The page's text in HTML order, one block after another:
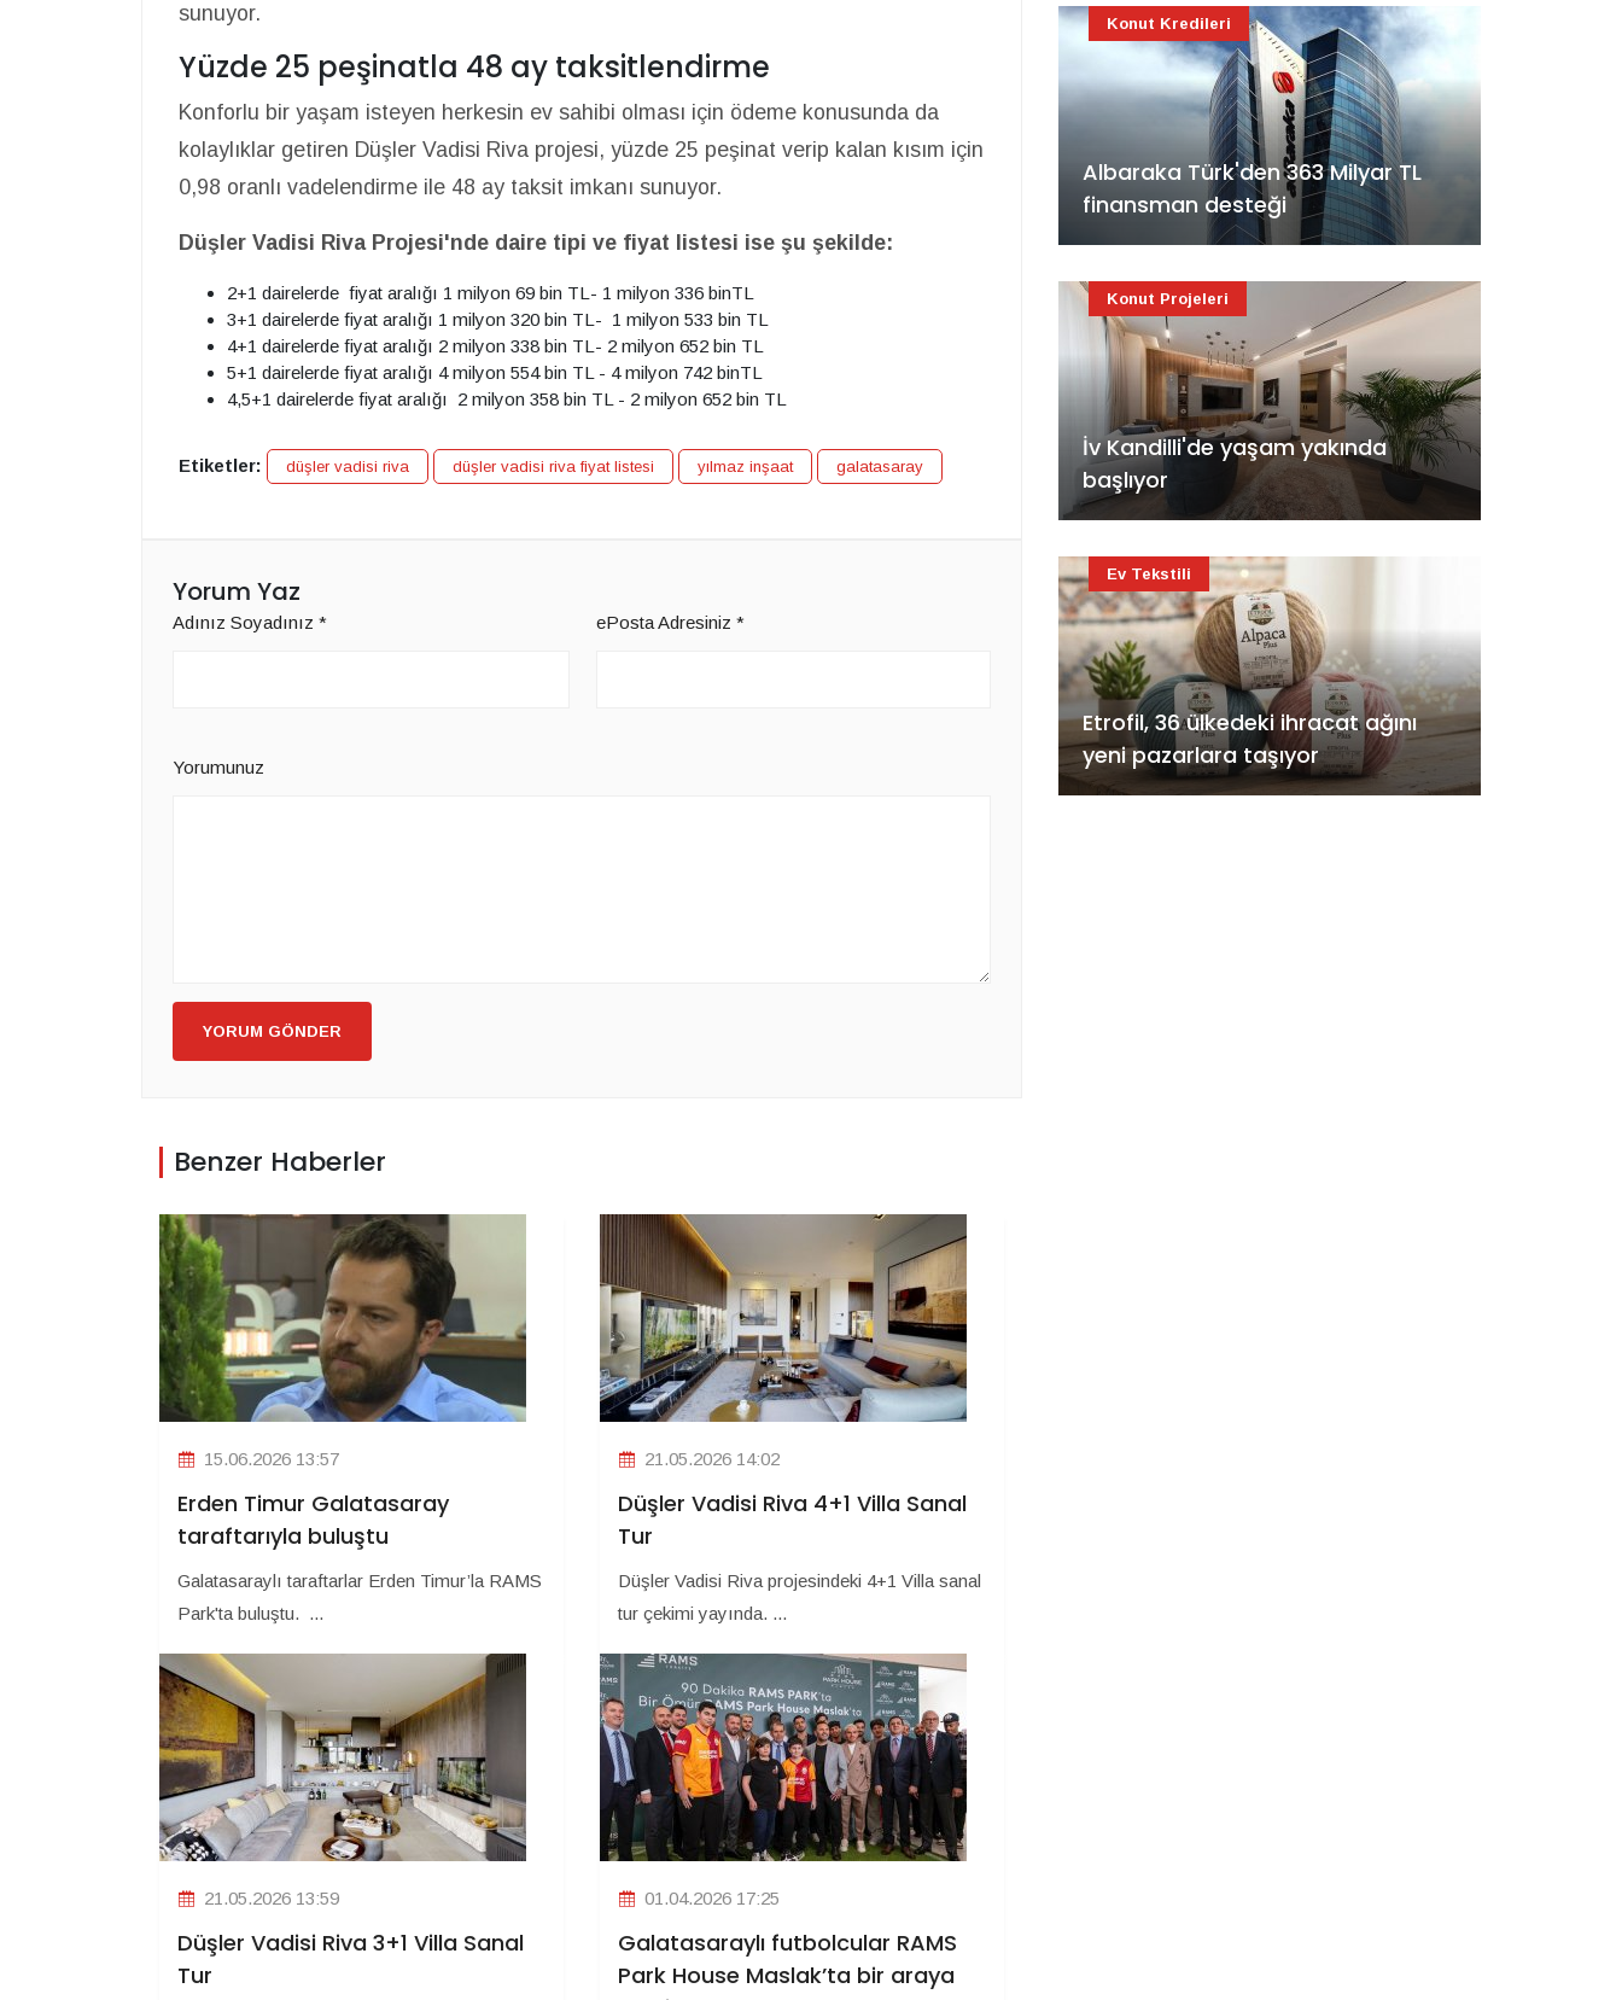
sunuyor.
Yüzde 25 peşinatla 48 ay taksitlendirme
Konforlu bir yaşam isteyen herkesin ev sahibi olması için ödeme konusunda da
kolaylıklar getiren Düşler Vadisi Riva projesi, yüzde 25 peşinat verip kalan kısım için
0,98 oranlı vadelendirme ile 48 ay taksit imkanı sunuyor.
Düşler Vadisi Riva Projesi'nde daire tipi ve fiyat listesi ise şu şekilde:
2+1 dairelerde fiyat aralığı 1 milyon 69 bin TL- 1 milyon 336 binTL
3+1 dairelerde fiyat aralığı 1 milyon 320 bin TL- 1 milyon 533 bin TL
4+1 dairelerde fiyat aralığı 2 milyon 338 bin TL- 2 milyon 652 bin TL
5+1 dairelerde fiyat aralığı 4 milyon 554 bin TL - 4 milyon 742 binTL
4,5+1 dairelerde fiyat aralığı 2 milyon 358 bin TL - 2 milyon 652 bin TL
Etiketler: düşler vadisi riva düşler vadisi riva fiyat listesi yılmaz inşaat galatasaray
Yorum Yaz
Adınız Soyadınız * ePosta Adresiniz *
Yorumunuz
YORUM GÖNDER
Benzer Haberler
15.06.2026 13:57
Erden Timur Galatasaray
taraftarıyla buluştu
Galatasaraylı taraftarlar Erden Timur’la RAMS
Park'ta buluştu. ...
21.05.2026 14:02
Düşler Vadisi Riva 4+1 Villa Sanal
Tur
Düşler Vadisi Riva projesindeki 4+1 Villa sanal
tur çekimi yayında. ...
21.05.2026 13:59
Düşler Vadisi Riva 3+1 Villa Sanal
Tur
01.04.2026 17:25
Galatasaraylı futbolcular RAMS
Park House Maslak’ta bir araya
Albaraka Türk'den 363 Milyar TL
finansman desteği
Konut Kredileri
İv Kandilli'de yaşam yakında
başlıyor
Konut Projeleri
Etrofil, 36 ülkedeki ihracat ağını
yeni pazarlara taşıyor
Ev Tekstili